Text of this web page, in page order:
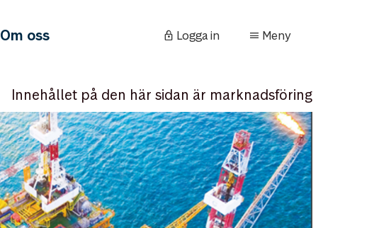
Om oss Logga in Meny
Innehållet på den här sidan är marknadsföring